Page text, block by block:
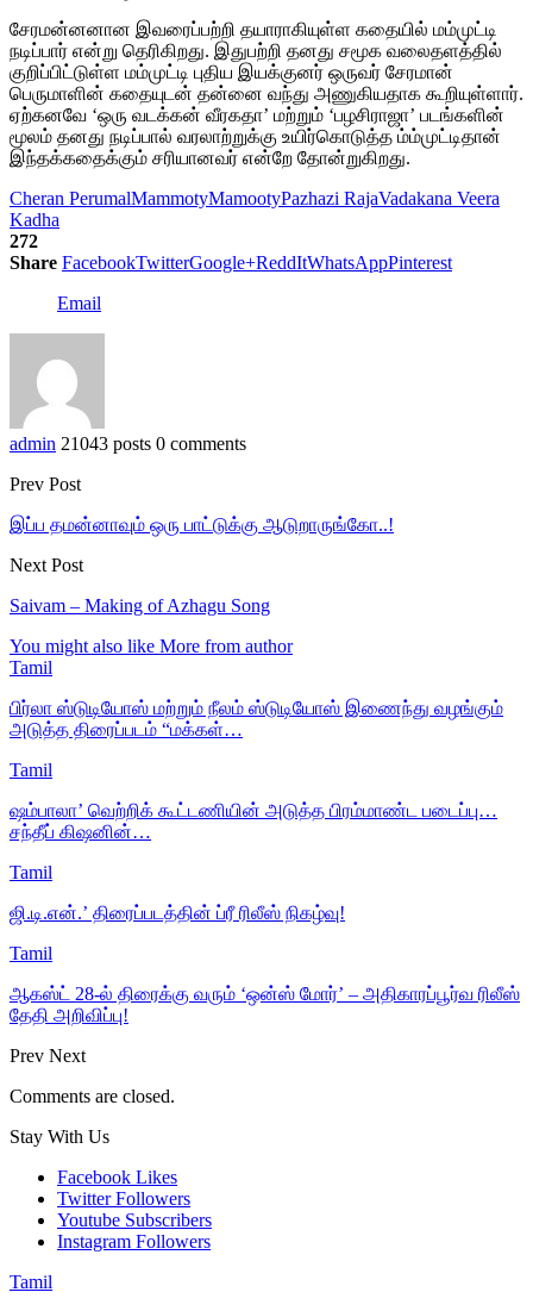
சேரமன்னனான இவரைப்பற்றி தயாராகியுள்ள கதையில் மம்முட்டி
நடிப்பார் என்று தெரிகிறது. இதுபற்றி தனது சமூக வலைதளத்தில்
குறிப்பிட்டுள்ள மம்முட்டி புதிய இயக்குனர் ஒருவர் சேரமான்
பெருமாளின் கதையுடன் தன்னை வந்து அணுகியதாக கூறியுள்ளார்.
ஏற்கனவே ‘ஒரு வடக்கன் வீரகதா’ மற்றும் ‘பழசிராஜா’ படங்களின்
மூலம் தனது நடிப்பால் வரலாற்றுக்கு உயிர்கொடுத்த ம்ம்முட்டிதான்
இந்தக்கதைக்கும் சரியானவர் என்றே தோன்றுகிறது.
Cheran PerumalMammotyMamootyPazhazi RajaVadakana Veera
Kadha
272
Share FacebookTwitterGoogle+ReddItWhatsAppPinterest
Email
admin 21043 posts 0 comments
Prev Post
இப்ப தமன்னாவும் ஒரு பாட்டுக்கு ஆடுறாருங்கோ..!
Next Post
Saivam – Making of Azhagu Song
You might also like More from author
Tamil
பிர்லா ஸ்டுடியோஸ் மற்றும் நீலம் ஸ்டுடியோஸ் இணைந்து வழங்கும்
அடுத்த திரைப்படம் “மக்கள்…
Tamil
ஷம்பாலா’ வெற்றிக் கூட்டணியின் அடுத்த பிரம்மாண்ட படைப்பு…
சந்தீப் கிஷனின்…
Tamil
ஜி.டி.என்.’ திரைப்படத்தின் ப்ரீ ரிலீஸ் நிகழ்வு!
Tamil
ஆகஸ்ட் 28-ல் திரைக்கு வரும் ‘ஒன்ஸ் மோர்’ – அதிகாரப்பூர்வ ரிலீஸ்
தேதி அறிவிப்பு!
Prev Next
Comments are closed.
Stay With Us
Facebook Likes
Twitter Followers
Youtube Subscribers
Instagram Followers
Tamil